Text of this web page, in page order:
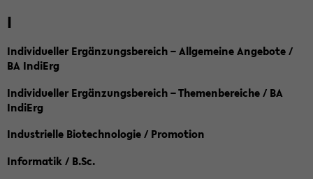
I
Individueller Ergänzungsbereich – Allgemeine Angebote /
BA IndiErg
Individueller Ergänzungsbereich – Themenbereiche / BA
IndiErg
Industrielle Biotechnologie / Promotion
Informatik / B.Sc.